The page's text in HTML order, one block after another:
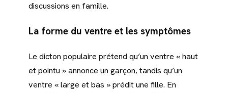
discussions en famille.
La forme du ventre et les symptômes
Le dicton populaire prétend qu’un ventre « haut
et pointu » annonce un garçon, tandis qu’un
ventre « large et bas » prédit une fille. En